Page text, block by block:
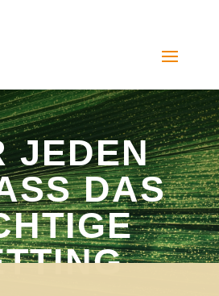
JEDEN
DAS